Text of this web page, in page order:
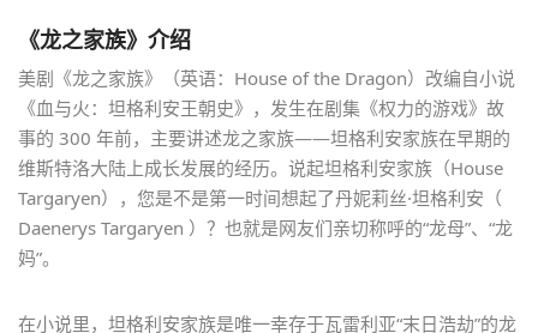
《龙之家族》介绍
美剧《龙之家族》（英语：House of the Dragon）改编自小说
《血与火：坦格利安王朝史》，发生在剧集《权力的游戏》故
事的 300 年前，主要讲述龙之家族——坦格利安家族在早期的
维斯特洛大陆上成长发展的经历。说起坦格利安家族（House
Targaryen），您是不是第一时间想起了丹妮莉丝·坦格利安（
Daenerys Targaryen ）？也就是网友们亲切称呼的“龙母”、“龙
妈”。
在小说里，坦格利安家族是唯一幸存于瓦雷利亚“末日浩劫”的龙